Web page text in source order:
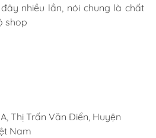
Úc JSC. Ở đây có rất nhiều
tha hồ lựa chọn. Nhân viên
nhiều lần, nói chung là chất
shop
thận. Giao hàng nhanh chóng.
thực giống mô tả. Đánh giá 5
Thị Trấn Văn Điển, Huyện
Nam